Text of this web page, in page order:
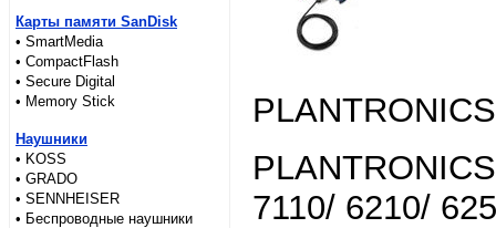
Карты памяти SanDisk
• SmartMedia
• CompactFlash
• Secure Digital
• Memory Stick
Наушники
• KOSS
• GRADO
• SENNHEISER
• Беспроводные наушники
7110/ 6210/